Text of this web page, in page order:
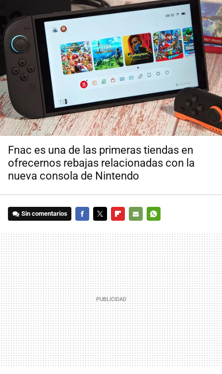
Fnac es una de las primeras tiendas en
ofrecernos rebajas relacionadas con la
nueva consola de Nintendo
Sin comentarios
MAIL